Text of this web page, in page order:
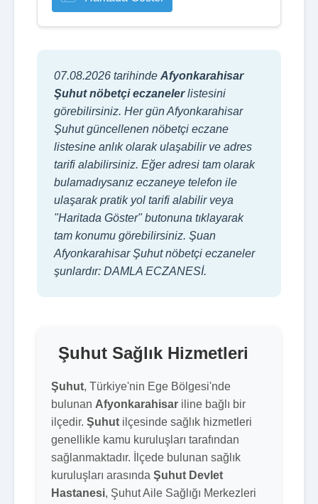
07.08.2026 tarihinde Afyonkarahisar
Şuhut nöbetçi eczanelerlistesini
görebilirsiniz. Her gün Afyonkarahisar
Şuhut güncellenen nöbetçi eczane
listesine anlık olarak ulaşabilir ve adres
tarifi alabilirsiniz. Eğer adresi tam olarak
bulamadıysanız eczaneye telefon ile
ulaşarak pratik yol tarifi alabilir veya
"Haritada Göster" butonuna tıklayarak
tam konumu görebilirsiniz. Şuan
Afyonkarahisar Şuhut nöbetçi eczaneler
şunlardır: DAMLA ECZANESİ.
Şuhut Sağlık Hizmetleri
Şuhut, Türkiye'nin Ege Bölgesi'nde
bulunan Afyonkarahisar iline bağlı bir
ilçedir. Şuhut ilçesinde sağlık hizmetleri
genellikle kamu kuruluşları tarafından
sağlanmaktadır. İlçede bulunan sağlık
kuruluşları arasında Şuhut Devlet
Hastanesi, Şuhut Aile Sağlığı Merkezleri